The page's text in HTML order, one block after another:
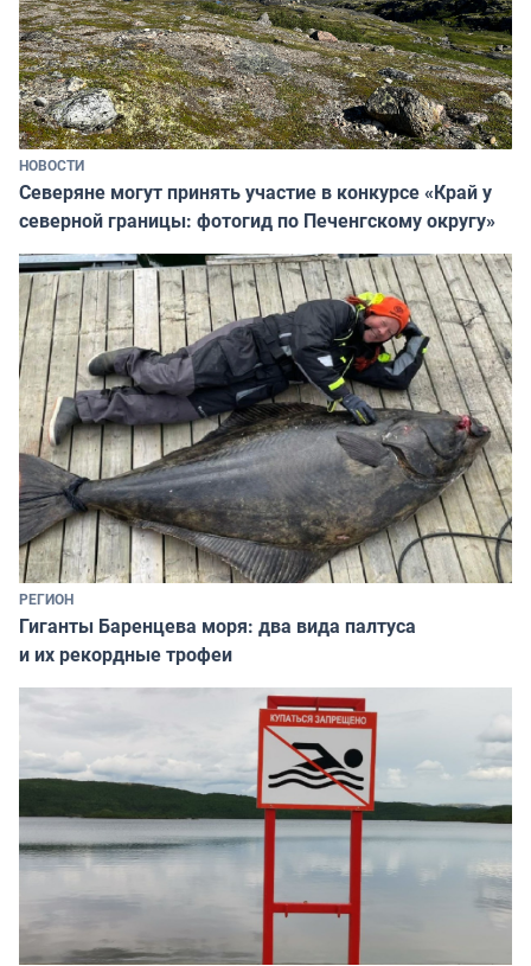
НОВОСТИ
Северяне могут принять участие в конкурсе «Край у
северной границы: фотогид по Печенгскому округу»
РЕГИОН
Гиганты Баренцева моря: два вида палтуса
и их рекордные трофеи